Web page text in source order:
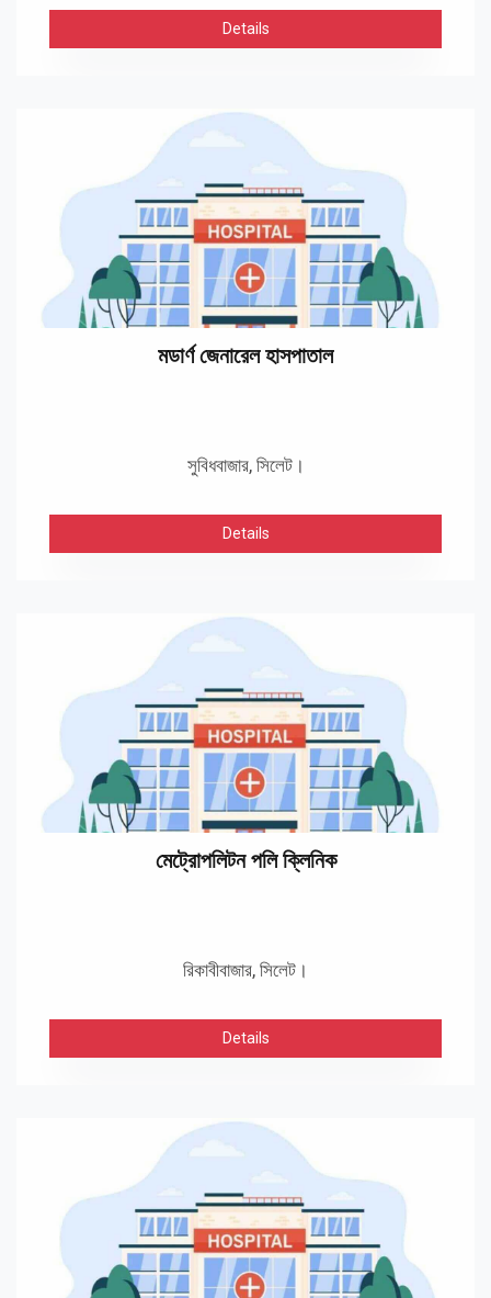
Details
মডার্ণ জেনারেল হাসপাতাল
সুবিধবাজার, সিলেট।
Details
মেট্রোপলিটন পলি ক্লিনিক
রিকাবীবাজার, সিলেট।
Details